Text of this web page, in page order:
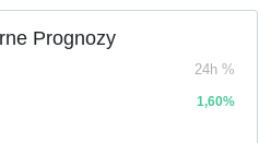
Prognozy
24h %
1,60%